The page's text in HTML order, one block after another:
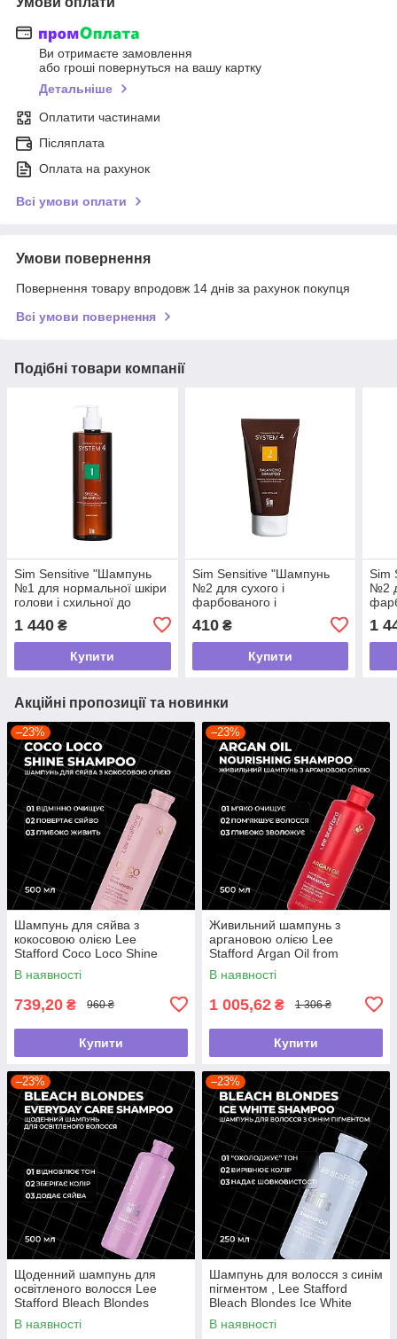
Ви отримаєте замовлення
або гроші повернуться на вашу картку
Детальніше
Оплатити частинами
Післяплата
Оплата на рахунок
Всі умови оплати
Умови повернення
Повернення товару впродовж 14 днів за рахунок покупця
Всі умови повернення
Подібні товари компанії
Sim Sensitive "Шампунь
№1 для нормальної шкіри
голови і схильної до
Shampoo, 500мл
1 440 ₴
Купити
Sim Sensitive "Шампунь
№2 для сухого і
фарбованого і
75мл/ S4 2 Balancing
Shampoo , 75мл
410₴
Купити
Sim
№2
2
мл
1
Акційні пропозиції та новинки
–23%
Шампунь для сяйва з
кокосовою олією Lee
Stafford Coco Loco Shine
Shampoo, 500 мл
В наявності
739,20 ₴ 960 ₴
Купити
–23%
Живильний шампунь з
аргановою олією Lee
Stafford Argan Oil from
Morocco Nourishing Shampoo,
500 мл
В наявності
1 005,62 ₴ 1 306 ₴
Купити
–23%
Щоденний шампунь для
освітленого волосся Lee
Stafford Bleach Blondes
Everyday Care Shampoo, 500
мл
В наявності
–23%
Шампунь для волосся з синім
пігментом , Lee Stafford
Bleach Blondes Ice White
Toning Shampoo ,250мл
В наявності